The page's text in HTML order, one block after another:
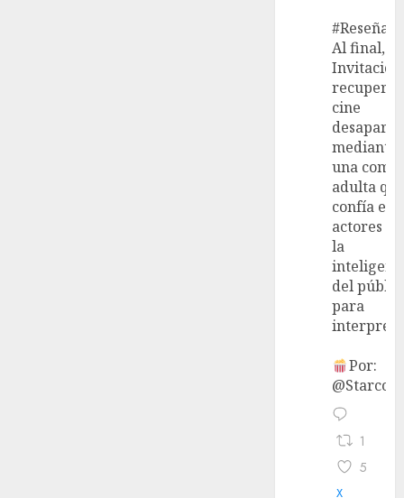
#Reseña
Al final,
recupera
cine
mediante
una
adulta
confía en
actores y
la
del
para
Por:
1
5
X